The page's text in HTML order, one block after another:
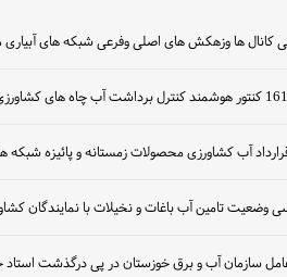
کانال ها وزهکش های اصلی وفرعی شبکه های
آب کشاورزی محصولات زمستانه و پائیزه شبکه
وضعیت تامین آب باغات و نخیلات با نمایندگان
سازمان آب و برق خوزستان در پی درگذشت